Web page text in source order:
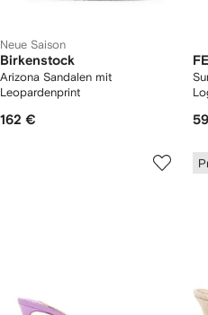
Neue Saison
Birkenstock
Arizona Sandalen mit
Leopardenprint
162 €